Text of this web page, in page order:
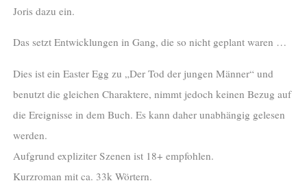
Joris dazu ein.
Das setzt Entwicklungen in Gang, die so nicht geplant waren …
Dies ist ein Easter Egg zu „Der Tod der jungen Männer“ und
benutzt die gleichen Charaktere, nimmt jedoch keinen Bezug auf
die Ereignisse in dem Buch. Es kann daher unabhängig gelesen
werden.
Aufgrund expliziter Szenen ist 18+ empfohlen.
Kurzroman mit ca. 33k Wörtern.